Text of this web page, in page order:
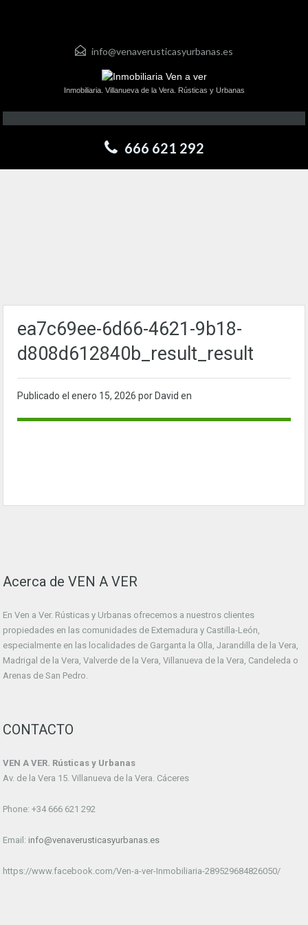
info@venaverusticasyurbanas.es
Inmobiliaria. Villanueva de la Vera. Rústicas y Urbanas
666 621 292
ea7c69ee-6d66-4621-9b18-
d808d612840b_result_result
Publicado el enero 15, 2026 por David en
Acerca de VEN A VER
En Ven a Ver. Rústicas y Urbanas ofrecemos a nuestros clientes
propiedades en las comunidades de Extemadura y Castilla-León,
especialmente en las localidades de Garganta la Olla, Jarandilla de la Vera,
Madrigal de la Vera, Valverde de la Vera, Villanueva de la Vera, Candeleda o
Arenas de San Pedro.
CONTACTO
VEN A VER. Rústicas y Urbanas
Av. de la Vera 15. Villanueva de la Vera. Cáceres
Phone: +34 666 621 292
Email: info@venaverusticasyurbanas.es
https://www.facebook.com/Ven-a-ver-Inmobiliaria-289529684826050/